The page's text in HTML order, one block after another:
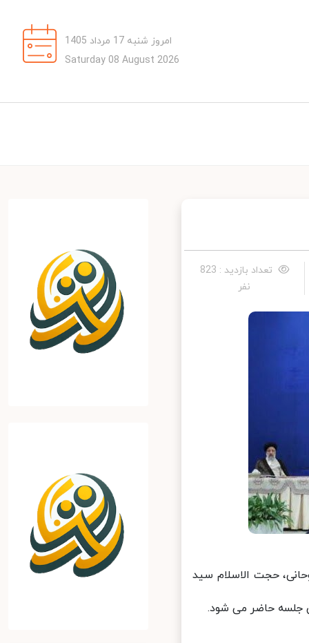
امروز شنبه 17 مرداد 1405
Saturday 08 August 2026
تعداد بازدید : 823
نفر
حجت الاسلام سید
حاضر می شود.